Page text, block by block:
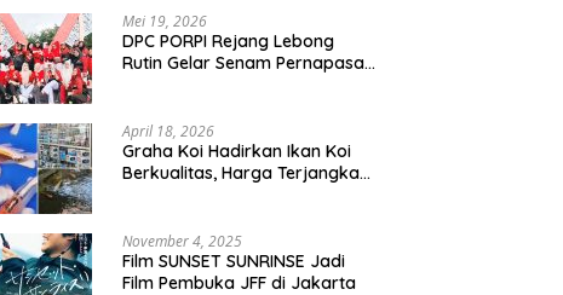
Mei 19, 2026
DPC PORPI Rejang Lebong
Rutin Gelar Senam Pernapasan
April 18, 2026
Graha Koi Hadirkan Ikan Koi
Berkualitas, Harga Terjangkau
November 4, 2025
Film SUNSET SUNRINSE Jadi
Film Pembuka JFF di Jakarta